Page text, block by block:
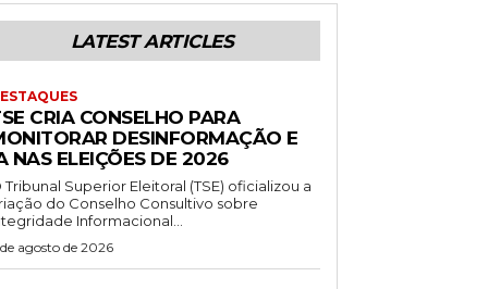
LATEST ARTICLES
CRIA CONSELHO PARA
DESINFORMAÇÃO E
NAS ELEIÇÕES DE 2026
Tribunal Superior Eleitoral (TSE) oficializou a
do Conselho Consultivo sobre
Informacional...
agosto de 2026